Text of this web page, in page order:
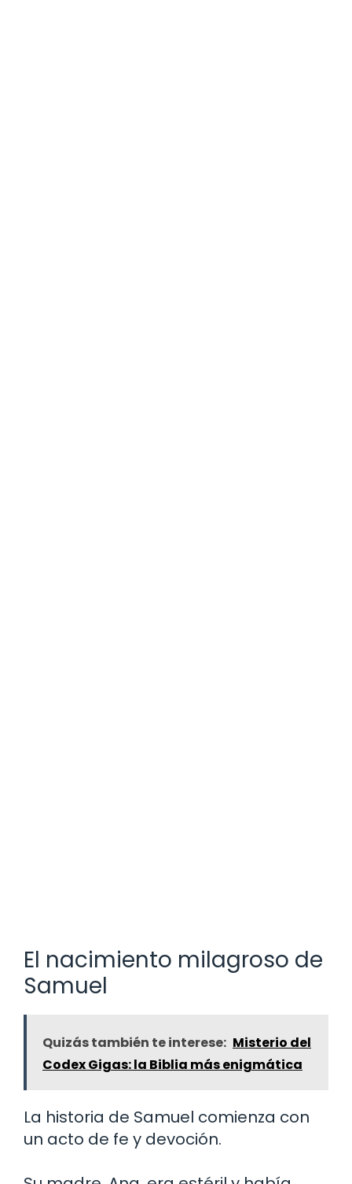
El nacimiento milagroso de
Samuel
Quizás también te interese: Misterio del
Codex Gigas: la Biblia más enigmática
La historia de Samuel comienza con
un acto de fe y devoción.